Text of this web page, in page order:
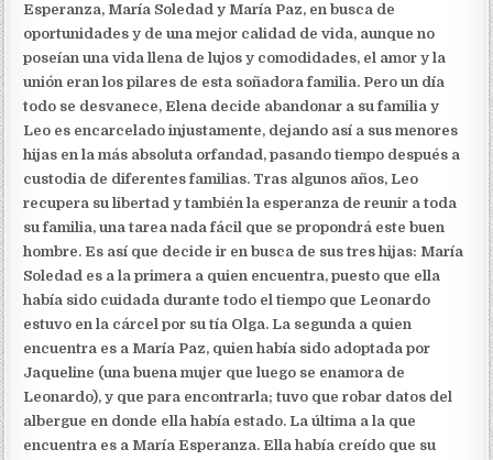
Esperanza, María Soledad y María Paz, en busca de
oportunidades y de una mejor calidad de vida, aunque no
poseían una vida llena de lujos y comodidades, el amor y la
unión eran los pilares de esta soñadora familia. Pero un día
todo se desvanece, Elena decide abandonar a su familia y
Leo es encarcelado injustamente, dejando así a sus menores
hijas en la más absoluta orfandad, pasando tiempo después a
custodia de diferentes familias. Tras algunos años, Leo
recupera su libertad y también la esperanza de reunir a toda
su familia, una tarea nada fácil que se propondrá este buen
hombre. Es así que decide ir en busca de sus tres hijas: María
Soledad es a la primera a quien encuentra, puesto que ella
había sido cuidada durante todo el tiempo que Leonardo
estuvo en la cárcel por su tía Olga. La segunda a quien
encuentra es a María Paz, quien había sido adoptada por
Jaqueline (una buena mujer que luego se enamora de
Leonardo), y que para encontrarla; tuvo que robar datos del
albergue en donde ella había estado. La última a la que
encuentra es a María Esperanza. Ella había creído que su